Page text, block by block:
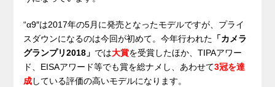
“α9″は2017年の5月に発売となったモデルですが、プライ
スダウンになるのは今回が初めて。今年行われた 「カメラ
グランプリ2018」 では大賞を受賞したほか、TIPAアワー
ド、EISAアワード等でも賞を総ナメし、あわせて3冠を達
成している評価の高いモデルになります。